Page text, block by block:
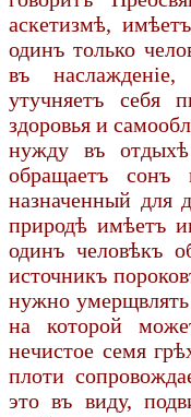
аскетизмѣ,
одинъ только
въ
утучняетъ себя
здоровья и
нужду въ
обращаетъ сонъ
назначенный для
природѣ имѣетъ
одинъ человѣкъ
источникъ
нужно умерщвлять
на которой
нечистое семя
плоти
это въ виду,